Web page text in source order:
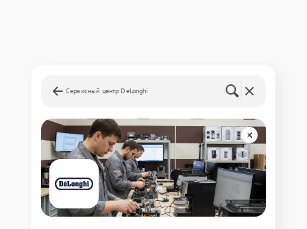
Сервисный центр DeLonghi